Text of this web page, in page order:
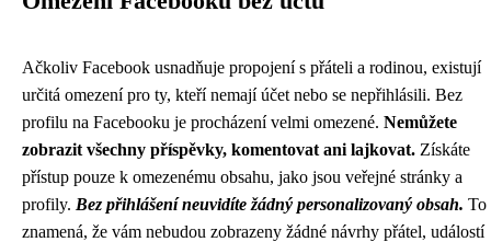
Ačkoliv Facebook usnadňuje propojení s přáteli a rodinou, existují
určitá omezení pro ty, kteří nemají účet nebo se nepřihlásili. Bez
profilu na Facebooku je procházení velmi omezené. Nemůžete
zobrazit všechny příspěvky, komentovat ani lajkovat. Získáte
přístup pouze k omezenému obsahu, jako jsou veřejné stránky a
profily. Bez přihlášení neuvidíte žádný personalizovaný obsah. To
znamená, že vám nebudou zobrazeny žádné návrhy přátel, událostí